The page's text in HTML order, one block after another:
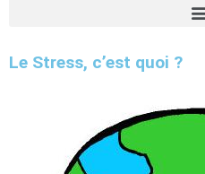
Le Stress, c’est quoi ?